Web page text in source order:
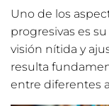
Uno de los
progresivas es
visión nítida y
resulta
entre diferentes